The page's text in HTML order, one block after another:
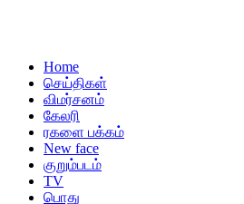
Home
செய்திகள்
விமர்சனம்
கேலரி
ரகளை பக்கம்
New face
குறும்படம்
TV
பொது